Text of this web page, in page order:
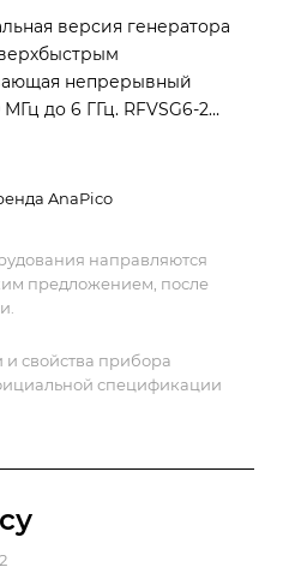
версия генератора
непрерывный
до 6 ГГц. RFVSG6-2
сверхбыструю
формирование
фазовым шумом
AnaPico
направляются
предложением, после
и свойства прибора
спецификации